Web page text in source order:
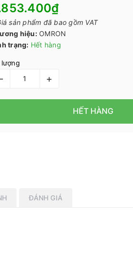
sản phẩm đã bao gồm VAT
hiệu: OMRON
trạng: Hết hàng
lượng
+
HẾT HÀNG
ĐÁNH GIÁ